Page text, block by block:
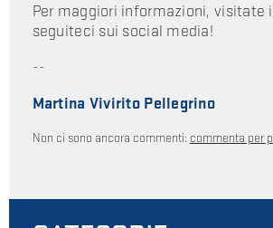
Per maggiori informazioni, visitate
seguiteci sui social media!
--
Martina Vivirito Pellegrino
Non ci sono ancora commenti: commenta per